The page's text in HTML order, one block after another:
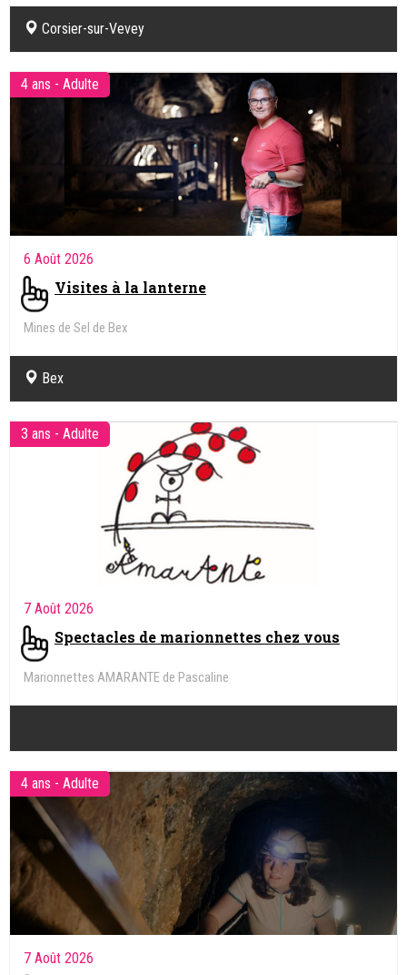
Corsier-sur-Vevey
4 ans - Adulte
6 Août 2026
Visites à la lanterne
Mines de Sel de Bex
Bex
3 ans - Adulte
7 Août 2026
Spectacles de marionnettes chez vous
Marionnettes AMARANTE de Pascaline
4 ans - Adulte
7 Août 2026